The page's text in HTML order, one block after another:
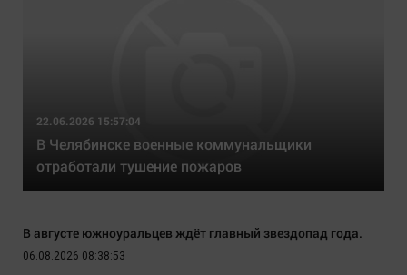
22.06.2026 15:57:04
В Челябинске военные коммунальщики
отработали тушение пожаров
В августе южноуральцев ждёт главный звездопад года.
06.08.2026 08:38:53